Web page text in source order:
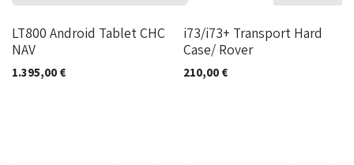
LT800 Android Tablet CHC
NAV
1.395,00 €
i73/i73+ Transport Hard
Case/ Rover
210,00€